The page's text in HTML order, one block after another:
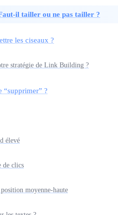
il tailler ou ne pas tailler ?
les ciseaux ?
stratégie de Link Building ?
“supprimer” ?
élevé
de clics
moyenne-haute